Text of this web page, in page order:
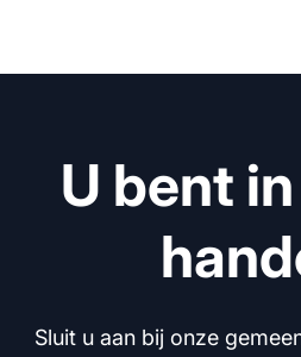
U bent
Sluit u aan bij onze